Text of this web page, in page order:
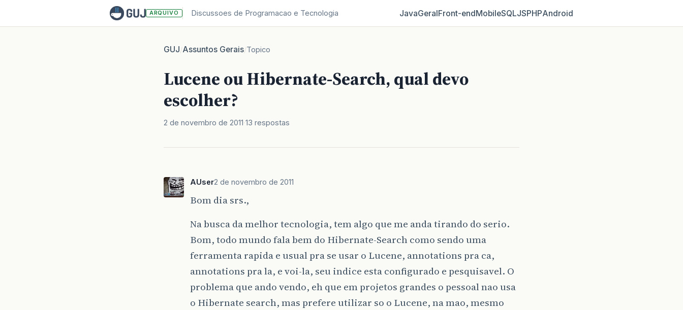
ARQUIVO Discussoes de Programacao e Tecnologia JavaGeralFront‑endMobileSQLJSPHPAndroid
GUJ/Assuntos Gerais/Topico
Lucene ou Hibernate-Search, qual devo
escolher?
2 de novembro de 2011 13 respostas
AUser2 de novembro de 2011
Bom dia srs.,
Na busca da melhor tecnologia, tem algo que me anda tirando do serio.
Bom, todo mundo fala bem do Hibernate-Search como sendo uma
ferramenta rapida e usual pra se usar o Lucene, annotations pra ca,
annotations pra la, e voi-la, seu indice esta configurado e pesquisavel. O
problema que ando vendo, eh que em projetos grandes o pessoal nao usa
o Hibernate search, mas prefere utilizar so o Lucene, na mao, mesmo